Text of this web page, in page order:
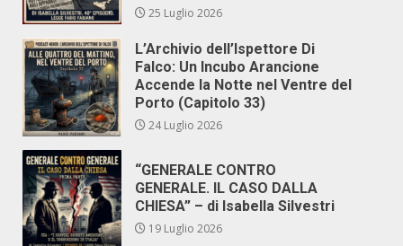
25 Luglio 2026
L’Archivio dell’Ispettore Di
Falco: Un Incubo Arancione
Accende la Notte nel Ventre del
Porto (Capitolo 33)
24 Luglio 2026
“GENERALE CONTRO
GENERALE. IL CASO DALLA
CHIESA” – di Isabella Silvestri
19 Luglio 2026